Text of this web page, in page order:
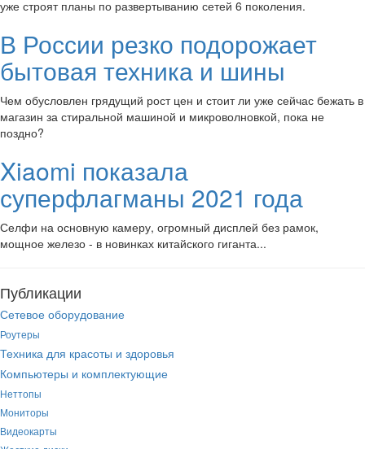
уже строят планы по развертыванию сетей 6 поколения.
В России резко подорожает
бытовая техника и шины
Чем обусловлен грядущий рост цен и стоит ли уже сейчас бежать в
магазин за стиральной машиной и микроволновкой, пока не
поздно?
Xiaomi показала
суперфлагманы 2021 года
Селфи на основную камеру, огромный дисплей без рамок,
мощное железо - в новинках китайского гиганта...
Публикации
Сетевое оборудование
Роутеры
Техника для красоты и здоровья
Компьютеры и комплектующие
Неттопы
Мониторы
Видеокарты